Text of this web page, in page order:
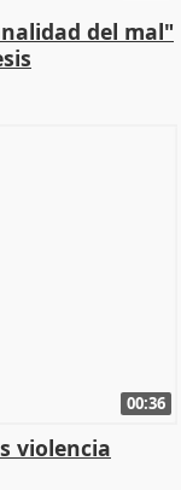
del mal"
00:36
violencia